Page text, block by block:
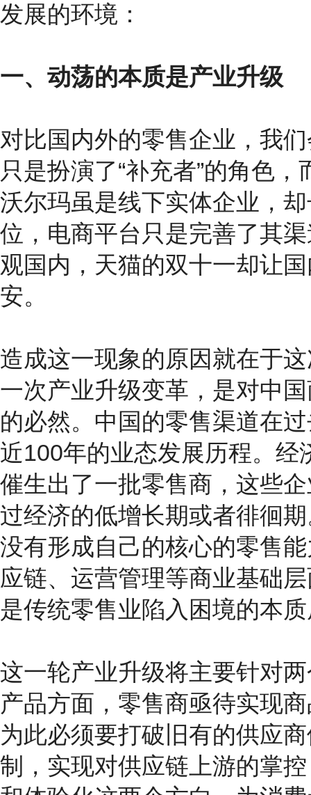
发展的环境：
一、动荡的本质是产业升级
对比国内外的零售企业，我
只是扮演了“补充者”的角色
沃尔玛虽是线下实体企业，
位，电商平台只是完善了其
观国内，天猫的双十一却让
安。
造成这一现象的原因就在于
一次产业升级变革，是对中
的必然。中国的零售渠道在
近100年的业态发展历程。
催生出了一批零售商，这些
过经济的低增长期或者徘徊
没有形成自己的核心的零售
应链、运营管理等商业基础
是传统零售业陷入困境的本
这一轮产业升级将主要针对
产品方面，零售商亟待实现
为此必须要打破旧有的供应
制，实现对供应链上游的掌